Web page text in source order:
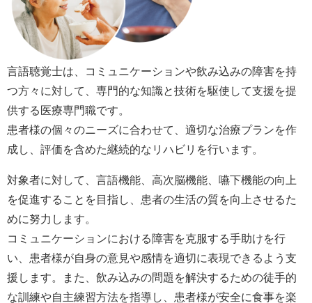
言語聴覚士は、コミュニケーションや飲み込みの障害を持
つ方々に対して、専門的な知識と技術を駆使して支援を提
供する医療専門職です。
患者様の個々のニーズに合わせて、適切な治療プランを作
成し、評価を含めた継続的なリハビリを行います。
対象者に対して、言語機能、高次脳機能、嚥下機能の向上
を促進することを目指し、患者の生活の質を向上させるた
めに努力します。
コミュニケーションにおける障害を克服する手助けを行
い、患者様が自身の意見や感情を適切に表現できるよう支
援します。また、飲み込みの問題を解決するための徒手的
な訓練や自主練習方法を指導し、患者様が安全に食事を楽